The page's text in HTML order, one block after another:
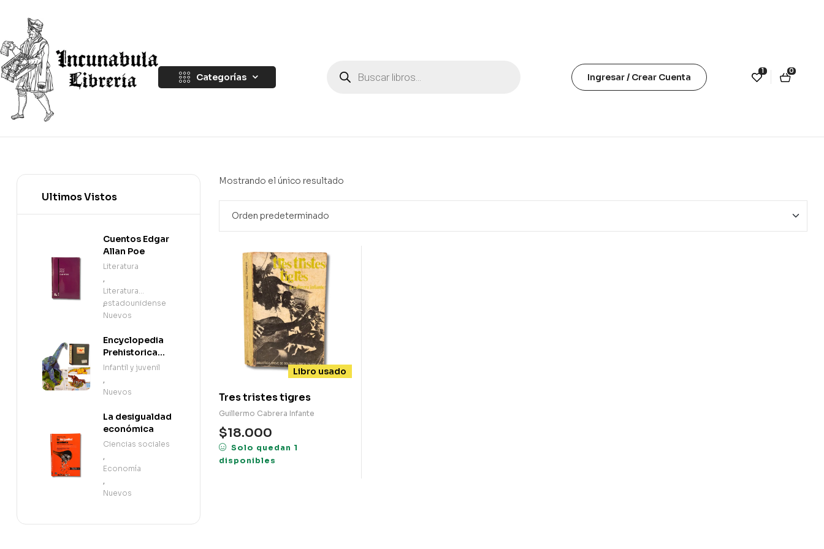
Categorías Ingresar / Crear Cuenta
1 0
Mostrando el único resultado
Libro usado
Tres tristes tigres
Guillermo Cabrera Infante
$18.000
Solo quedan 1
disponibles
Ultimos Vistos
Cuentos Edgar
Allan Poe
Literatura
,
Literatura
estadounidense
,
Nuevos
Encyclopedia
Prehistorica
Dinosaurs: The
Up (en Inglés)
Infantil y juvenil
,
Nuevos
La desigualdad
económica
Ciencias sociales
,
Economía
,
Nuevos